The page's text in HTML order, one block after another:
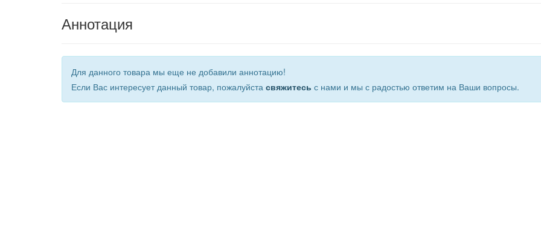
Аннотация
Для данного товара мы еще не добавили аннотацию!
Если Вас интересует данный товар, пожалуйста свяжитесь с нами и мы с радостью ответим на Ваши вопросы.